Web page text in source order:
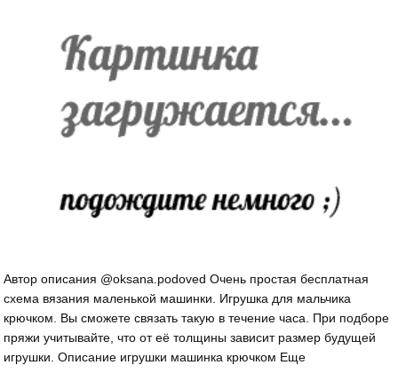
Автор описания @oksana.podoved Очень простая бесплатная
схема вязания маленькой машинки. Игрушка для мальчика
крючком. Вы сможете связать такую в течение часа. При подборе
пряжи учитывайте, что от её толщины зависит размер будущей
игрушки. Описание игрушки машинка крючком Еще